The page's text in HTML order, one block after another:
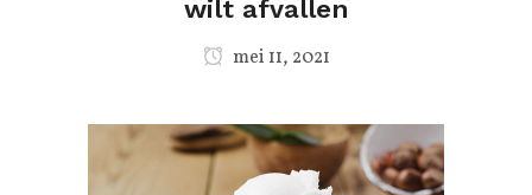
wilt afvallen
mei 11, 2021